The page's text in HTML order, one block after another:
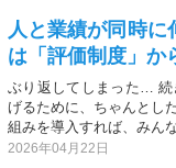
人と業績が同時
は「評価制度」か
ぶり返してしまった… 続
げるために、ちゃんとし
組みを導入すれば、みん
2026年04月22日